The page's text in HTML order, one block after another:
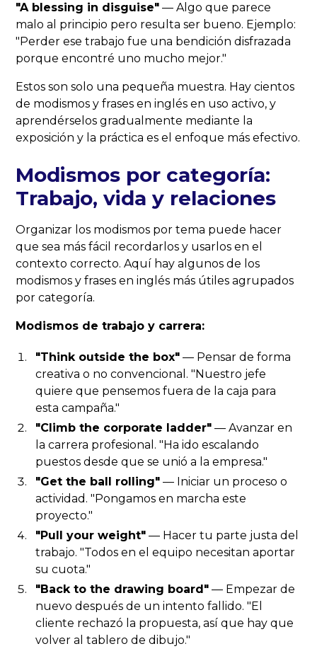
"A blessing in disguise" — Algo que parece
malo al principio pero resulta ser bueno. Ejemplo:
"Perder ese trabajo fue una bendición disfrazada
porque encontré uno mucho mejor."
Estos son solo una pequeña muestra. Hay cientos
de modismos y frases en inglés en uso activo, y
aprendérselos gradualmente mediante la
exposición y la práctica es el enfoque más efectivo.
Modismos por categoría:
Trabajo, vida y relaciones
Organizar los modismos por tema puede hacer
que sea más fácil recordarlos y usarlos en el
contexto correcto. Aquí hay algunos de los
modismos y frases en inglés más útiles agrupados
por categoría.
Modismos de trabajo y carrera:
"Think outside the box" — Pensar de forma
creativa o no convencional. "Nuestro jefe
quiere que pensemos fuera de la caja para
esta campaña."
"Climb the corporate ladder" — Avanzar en
la carrera profesional. "Ha ido escalando
puestos desde que se unió a la empresa."
"Get the ball rolling" — Iniciar un proceso o
actividad. "Pongamos en marcha este
proyecto."
"Pull your weight" — Hacer tu parte justa del
trabajo. "Todos en el equipo necesitan aportar
su cuota."
"Back to the drawing board" — Empezar de
nuevo después de un intento fallido. "El
cliente rechazó la propuesta, así que hay que
volver al tablero de dibujo."